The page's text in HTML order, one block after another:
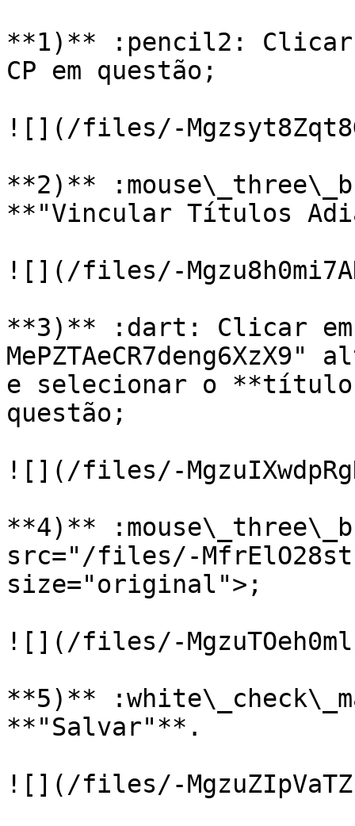
**1)** :pencil2:
CP em questão;
![](/files/-
**2)**
**"Vincular Títulos
![](/files/-
**3)** :dart: Clicar
e selecionar o **título
questão;
![](/files/-
**4)**
src="/files/-
size="original">;
![](/files/-
**5)**
**"Salvar"**.
![](/files/-